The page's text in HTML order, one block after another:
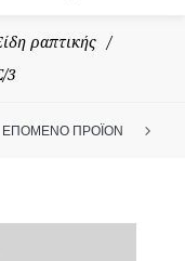
ραπτικής
/
3
ΕΠΟΜΕΝΟ ΠΡΟΪΟΝ